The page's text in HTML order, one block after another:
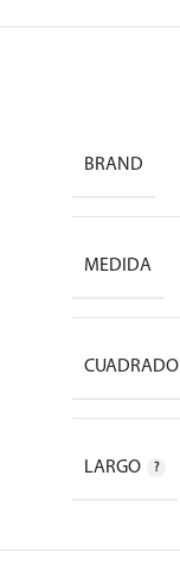
BRAND
MEDIDA
CUADRADO
LARGO